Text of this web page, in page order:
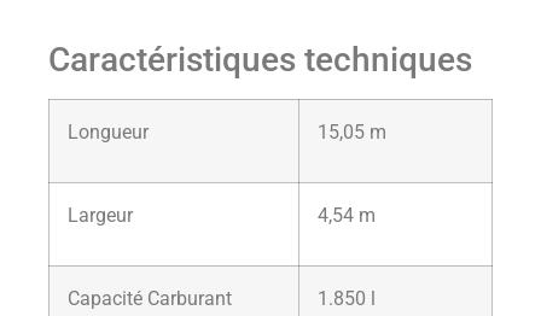
Caractéristiques techniques
Longueur 15,05 m
Largeur 4,54 m
Capacité Carburant 1.850 l